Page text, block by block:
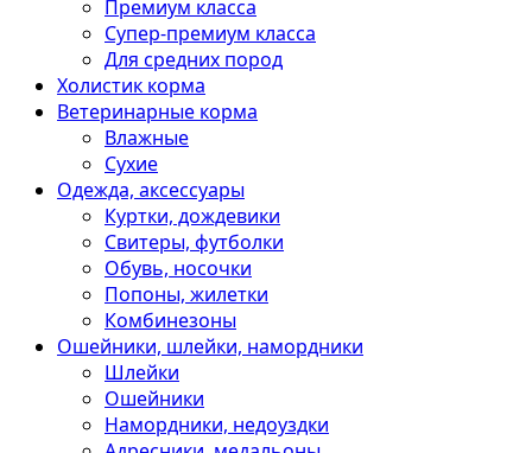
Премиум класса
Супер-премиум класса
Для средних пород
Холистик корма
Ветеринарные корма
Влажные
Сухие
Одежда, аксессуары
Куртки, дождевики
Свитеры, футболки
Обувь, носочки
Попоны, жилетки
Комбинезоны
Ошейники, шлейки, намордники
Шлейки
Ошейники
Намордники, недоуздки